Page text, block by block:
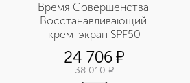
Время Совершенства
Восстанавливающий
крем-экран SPF50
24 706¤
38 010 ¤